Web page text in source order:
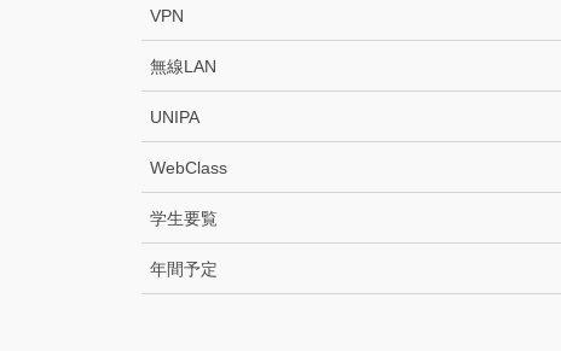
VPN
無線LAN
UNIPA
WebClass
学生要覧
年間予定